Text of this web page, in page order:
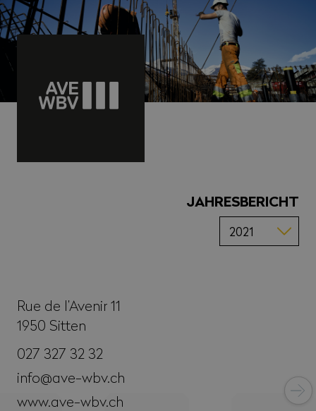
Rue de l’Avenir 11
1950 Sitten
027 327 32 32
info@ave-wbv.ch
www.ave-wbv.ch
JAHRESBERICHT